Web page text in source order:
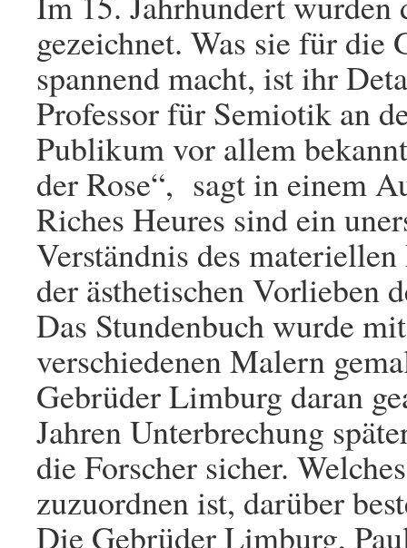
gezeichnet. Was sie für die
spannend macht, ist ihr
Professor für Semiotik an
Publikum vor allem
der Rose“, sagt in einem
Riches Heures sind ein
Verständnis des
der ästhetischen Vorlieben
Das Stundenbuch wurde
verschiedenen Malern
Gebrüder Limburg daran
Jahren Unterbrechung
die Forscher sicher.
zuzuordnen ist, darüber
Die Gebrüder Limburg,